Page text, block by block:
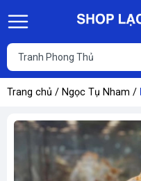
Trang chủ / Ngọc Tụ Nham /